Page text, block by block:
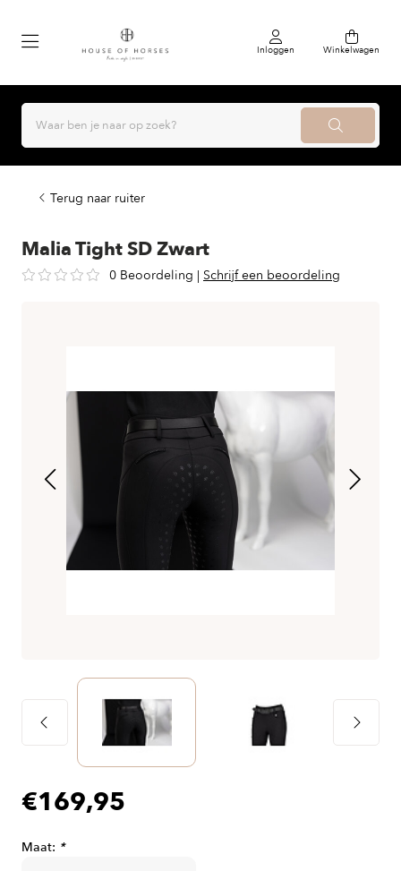
Inloggen Winkelwagen
Terug naar ruiter
Malia Tight SD Zwart
0 Beoordeling | Schrijf een beoordeling
€169,95
Maat: *